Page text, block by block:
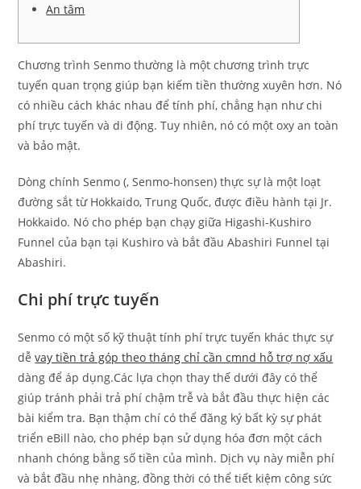
An tâm
Chương trình Senmo thường là một chương trình trực
tuyến quan trọng giúp bạn kiếm tiền thường xuyên hơn. Nó
có nhiều cách khác nhau để tính phí, chẳng hạn như chi
phí trực tuyến và di động. Tuy nhiên, nó có một oxy an toàn
và bảo mật.
Dòng chính Senmo (, Senmo-honsen) thực sự là một loạt
đường sắt từ Hokkaido, Trung Quốc, được điều hành tại Jr.
Hokkaido. Nó cho phép bạn chạy giữa Higashi-Kushiro
Funnel của bạn tại Kushiro và bắt đầu Abashiri Funnel tại
Abashiri.
Chi phí trực tuyến
Senmo có một số kỹ thuật tính phí trực tuyến khác thực sự
dễvay tiền trả góp theo tháng chỉ cần cmnd hỗ trợ nợ xấu
dàng để áp dụng.Các lựa chọn thay thế dưới đây có thể
giúp tránh phải trả phí chậm trễ và bắt đầu thực hiện các
bài kiểm tra. Bạn thậm chí có thể đăng ký bất kỳ sự phát
triển eBill nào, cho phép bạn sử dụng hóa đơn một cách
nhanh chóng bằng số tiền của mình. Dịch vụ này miễn phí
và bắt đầu nhẹ nhàng, đồng thời có thể tiết kiệm công sức